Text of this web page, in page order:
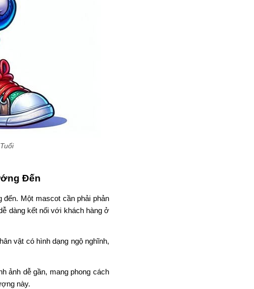
Đến
Một mascot cần phải phản
dàng kết nối với khách hàng ở
vật có hình dạng ngộ nghĩnh,
ảnh dễ gần, mang phong cách
này.